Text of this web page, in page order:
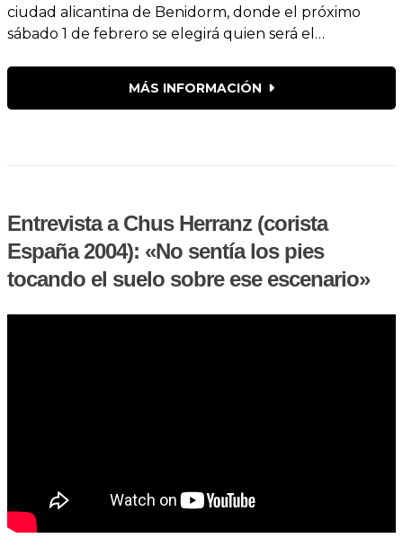
ciudad alicantina de Benidorm, donde el próximo
sábado 1 de febrero se elegirá quien será el…
MÁS INFORMACIÓN
Entrevista a Chus Herranz (corista
España 2004): «No sentía los pies
tocando el suelo sobre ese escenario»